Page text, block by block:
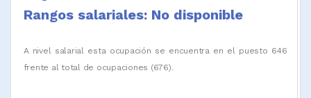
Rangos salariales: No disponible
A nivel salarial esta ocupación se encuentra en el puesto 646
frente al total de ocupaciones (676).